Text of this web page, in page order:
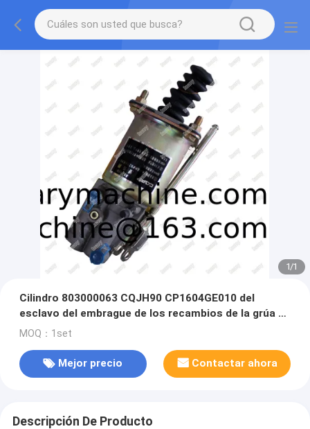
1/1
Cilindro 803000063 CQJH90 CP1604GE010 del
esclavo del embrague de los recambios de la grúa de
XCMG QY25
MOQ：1set
Mejor precio Contactar ahora
Descripción De Producto